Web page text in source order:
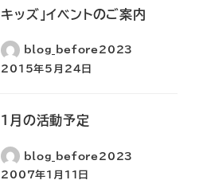
キッズ」イベントのご案内
blog_before2023
2015年5月24日
1月の活動予定
blog_before2023
2007年1月11日